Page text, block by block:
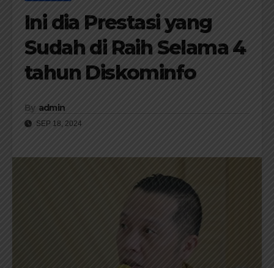
Ini dia Prestasi yang
Sudah di Raih Selama 4
tahun Diskominfo
By admin
SEP 18, 2024